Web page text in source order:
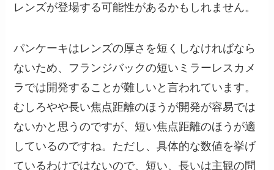
レンズが登場する可能性があるかもしれません。
パンケーキはレンズの厚さを短くしなければなら
ないため、フランジバックの短いミラーレスカメ
ラでは開発することが難しいと言われています。
むしろやや長い焦点距離のほうが開発が容易では
ないかと思うのですが、短い焦点距離のほうが適
しているのですね。ただし、具体的な数値を挙げ
ているわけではないので、短い、長いは主観の問